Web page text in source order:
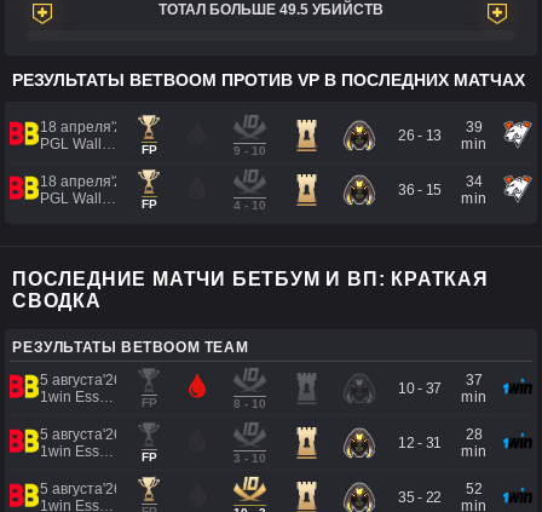
ТОТАЛ БОЛЬШЕ 49.5 УБИЙСТВ
РЕЗУЛЬТАТЫ BETBOOM ПРОТИВ VP В ПОСЛЕДНИХ МАТЧАХ
18 апреля'26
PGL Wallachia 2026 Season 8
FP 9 - 10
26 - 13
39
min
18 апреля'26
PGL Wallachia 2026 Season 8
FP 4 - 10
36 - 15
34
min
ПОСЛЕДНИЕ МАТЧИ БЕТБУМ И ВП: КРАТКАЯ
СВОДКА
РЕЗУЛЬТАТЫ BETBOOM TEAM
5 августа'26
1win Essence II
FP 8 - 10
10 - 37
37
min
5 августа'26
1win Essence II
FP 3 - 10
12 - 31
28
min
5 августа'26
1win Essence II
35 - 22
52
min